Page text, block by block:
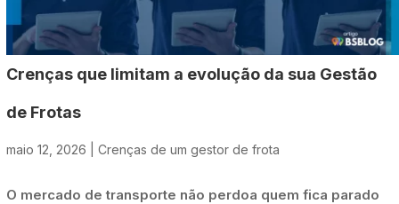
Crenças que limitam a evolução da sua Gestão
de Frotas
maio 12, 2026 Crenças de um gestor de frota
O mercado de transporte não perdoa quem fica parado